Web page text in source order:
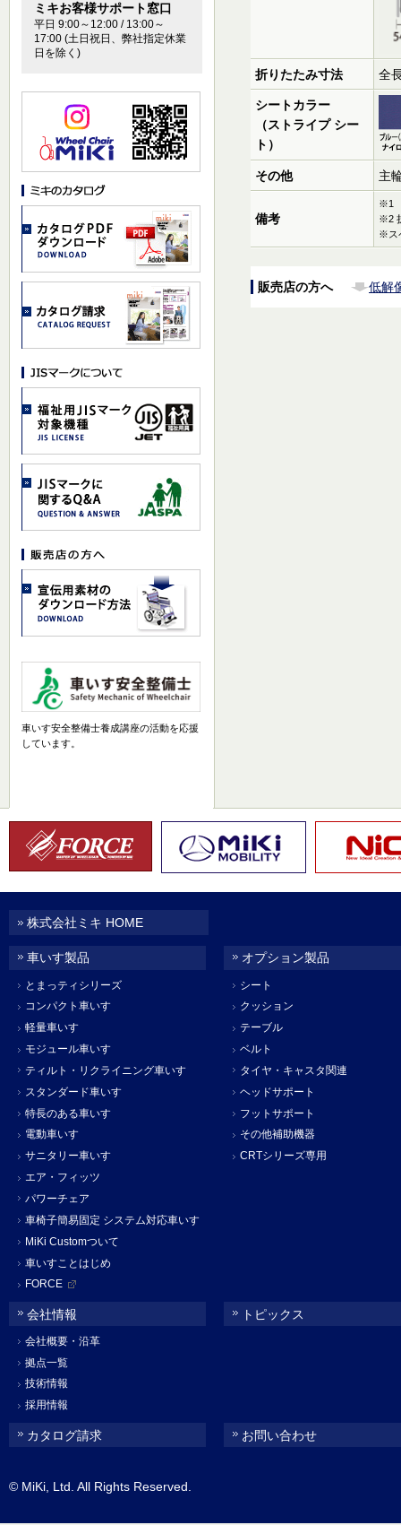
折りたたみ寸法 全
シートカラー
（ストライプ シー
ト）
その他 主
備考
※1
※2
※ス
販売店の方へ 低解
ミキお客様サポート窓口
平日 9:00～12:00 / 13:00～
17:00 (土日祝日、弊社指定休業
日を除く)
車いす安全整備士養成講座の活動を応援
しています。
株式会社ミキ HOME
車いす製品
とまっティシリーズ
コンパクト車いす
軽量車いす
モジュール車いす
ティルト・リクライニング車いす
スタンダード車いす
特長のある車いす
電動車いす
サニタリー車いす
エア・フィッツ
パワーチェア
車椅子簡易固定 システム対応車いす
MiKi Customついて
車いすことはじめ
FORCE
オプション製品
シート
クッション
テーブル
ベルト
タイヤ・キャスタ関連
ヘッドサポート
フットサポート
その他補助機器
CRTシリーズ専用
会社情報
会社概要・沿革
拠点一覧
技術情報
採用情報
トピックス
カタログ請求 お問い合わせ
© MiKi, Ltd. All Rights Reserved.